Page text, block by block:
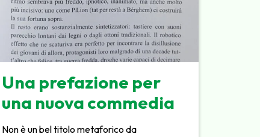
Una prefazione per
una nuova commedia
Non è un bel titolo metaforico da